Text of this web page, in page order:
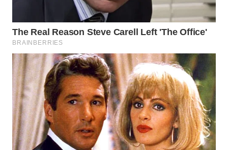
LIKUPANG
WN
LABUANBAJO
WN
BORNEO
Wahana
Media
Group